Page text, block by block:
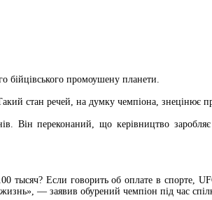
бійцівського промоушену планети.
стан речей, на думку чемпіона, знецінює
Він переконаний, що керівництво
тысяч? Если говорить об оплате в спорте,
— заявив обурений чемпіон під час